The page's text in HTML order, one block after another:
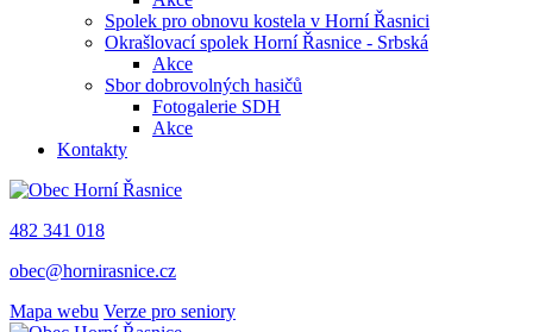
Spolek pro obnovu kostela v Horní Řasnici
Okrašlovací spolek Horní Řasnice - Srbská
Akce
Sbor dobrovolných hasičů
Fotogalerie SDH
Akce
Kontakty
482 341 018
obec@hornirasnice.cz
Mapa webu Verze pro seniory